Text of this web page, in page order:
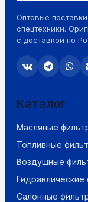
Оптовые
спецтехники.
с доставкой по
Каталог
Масляные
Топливные
Воздушные
Гидравлические
Салонные